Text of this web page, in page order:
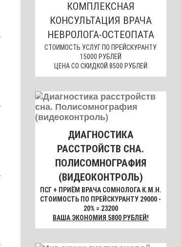
КОМПЛЕКСНАЯ
КОНСУЛЬТАЦИЯ ВРАЧА
НЕВРОЛОГА-ОСТЕОПАТА
СТОИМОСТЬ УСЛУГ ПО ПРЕЙСКУРАНТУ
15000 РУБЛЕЙ
ЦЕНА СО СКИДКОЙ 8500 РУБЛЕЙ
ДИАГНОСТИКА
РАССТРОЙСТВ СНА.
ПОЛИСОМНОГРАФИЯ
(ВИДЕОКОНТРОЛЬ)
ПСГ + ПРИЁМ ВРАЧА СОМНОЛОГА К.М.Н.
СТОИМОСТЬ ПО ПРЕЙСКУРАНТУ 29000 -
20% = 23200
ВАША ЭКОНОМИЯ 5800 РУБЛЕЙ!